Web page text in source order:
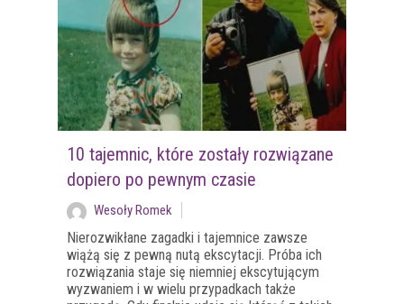
10 tajemnic, które zostały rozwiązane
dopiero po pewnym czasie
Wesoły Romek
Nierozwikłane zagadki i tajemnice zawsze
wiążą się z pewną nutą ekscytacji. Próba ich
rozwiązania staje się niemniej ekscytującym
wyzwaniem i w wielu przypadkach także